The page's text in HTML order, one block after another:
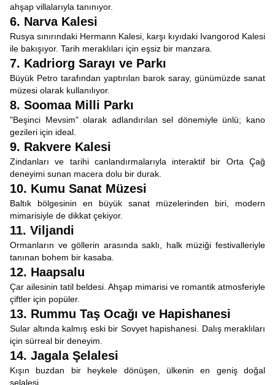
ahşap villalarıyla tanınıyor.
6. Narva Kalesi
Rusya sınırındaki Hermann Kalesi, karşı kıyıdaki Ivangorod Kalesi
ile bakışıyor. Tarih meraklıları için eşsiz bir manzara.
7. Kadriorg Sarayı ve Parkı
Büyük Petro tarafından yaptırılan barok saray, günümüzde sanat
müzesi olarak kullanılıyor.
8. Soomaa Milli Parkı
"Beşinci Mevsim" olarak adlandırılan sel dönemiyle ünlü; kano
gezileri için ideal.
9. Rakvere Kalesi
Zindanları ve tarihi canlandırmalarıyla interaktif bir Orta Çağ
deneyimi sunan macera dolu bir durak.
10. Kumu Sanat Müzesi
Baltık bölgesinin en büyük sanat müzelerinden biri, modern
mimarisiyle de dikkat çekiyor.
11. Viljandi
Ormanların ve göllerin arasında saklı, halk müziği festivalleriyle
tanınan bohem bir kasaba.
12. Haapsalu
Çar ailesinin tatil beldesi. Ahşap mimarisi ve romantik atmosferiyle
çiftler için popüler.
13. Rummu Taş Ocağı ve Hapishanesi
Sular altında kalmış eski bir Sovyet hapishanesi. Dalış meraklıları
için sürreal bir deneyim.
14. Jagala Şelalesi
Kışın buzdan bir heykele dönüşen, ülkenin en geniş doğal
şelalesi.